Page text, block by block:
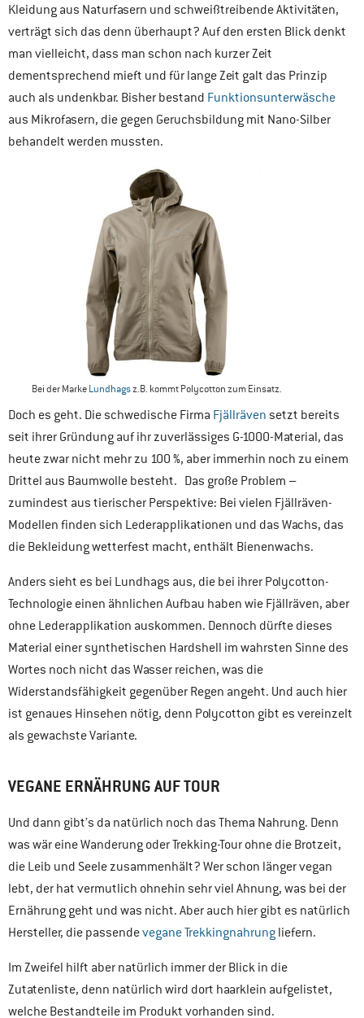
Kleidung aus Naturfasern und schweißtreibende Aktivitäten,
verträgt sich das denn überhaupt? Auf den ersten Blick denkt
man vielleicht, dass man schon nach kurzer Zeit
dementsprechend mieft und für lange Zeit galt das Prinzip
auch als undenkbar. Bisher bestand Funktionsunterwäsche
aus Mikrofasern, die gegen Geruchsbildung mit Nano-Silber
behandelt werden mussten.
Bei der MarkeLundhagsz.B. kommt Polycotton zum Einsatz.
Doch es geht. Die schwedische Firma Fjällräven setzt bereits
seit ihrer Gründung auf ihr zuverlässiges G-1000-Material, das
heute zwar nicht mehr zu 100 %, aber immerhin noch zu einem
Drittel aus Baumwolle besteht. Das große Problem –
zumindest aus tierischer Perspektive: Bei vielen Fjällräven-
Modellen finden sich Lederapplikationen und das Wachs, das
die Bekleidung wetterfest macht, enthält Bienenwachs.
Anders sieht es bei Lundhags aus, die bei ihrer Polycotton-
Technologie einen ähnlichen Aufbau haben wie Fjällräven, aber
ohne Lederapplikation auskommen. Dennoch dürfte dieses
Material einer synthetischen Hardshell im wahrsten Sinne des
Wortes noch nicht das Wasser reichen, was die
Widerstandsfähigkeit gegenüber Regen angeht. Und auch hier
ist genaues Hinsehen nötig, denn Polycotton gibt es vereinzelt
als gewachste Variante.
VEGANE ERNÄHRUNG AUF TOUR
Und dann gibt’s da natürlich noch das Thema Nahrung. Denn
was wär eine Wanderung oder Trekking-Tour ohne die Brotzeit,
die Leib und Seele zusammenhält? Wer schon länger vegan
lebt, der hat vermutlich ohnehin sehr viel Ahnung, was bei der
Ernährung geht und was nicht. Aber auch hier gibt es natürlich
Hersteller, die passendevegane Trekkingnahrung liefern.
Im Zweifel hilft aber natürlich immer der Blick in die
Zutatenliste, denn natürlich wird dort haarklein aufgelistet,
welche Bestandteile im Produkt vorhanden sind.